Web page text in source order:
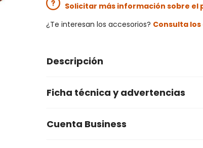
Solicitar más información sobre el
¿Te interesan los accesorios? Consulta
Descripción
Ficha técnica y advertencias
Cuenta Business